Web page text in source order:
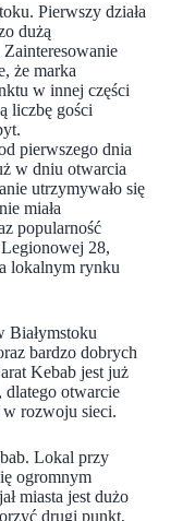
Pierwszy działa
dużą
że marka
w innej części
liczbę gości
pierwszego dnia
w dniu otwarcia
utrzymywało się
miała
popularność
28,
lokalnym rynku
Białymstoku
bardzo dobrych
Kebab jest już
dlatego otwarcie
rozwoju sieci.
Lokal przy
ogromnym
miasta jest dużo
drugi punkt,